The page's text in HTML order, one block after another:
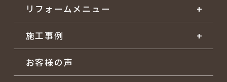
リフォームメニュー
施工事例
お客様の声